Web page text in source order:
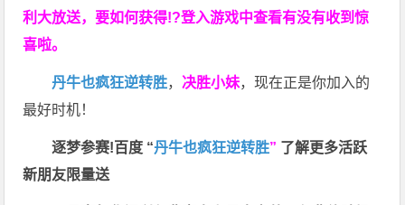
利大放送，要如何获得!?登入游戏中查看有没有收到惊
喜啦。
丹牛也疯狂逆转胜，决胜小妹，现在正是你加入的
最好时机！
逐梦参赛!百度 “丹牛也疯狂逆转胜” 了解更多活跃
新朋友限量送